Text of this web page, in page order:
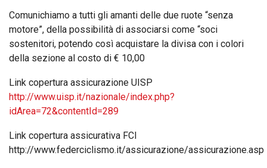
Comunichiamo a tutti gli amanti delle due ruote “senza
motore”, della possibilità di associarsi come “soci
sostenitori, potendo così acquistare la divisa con i colori
della sezione al costo di € 10,00
Link copertura assicurazione UISP
http://www.uisp.it/nazionale/index.php?
idArea=72&contentId=289
Link copertura assicurativa FCI
http://www.federciclismo.it/assicurazione/assicurazione.asp